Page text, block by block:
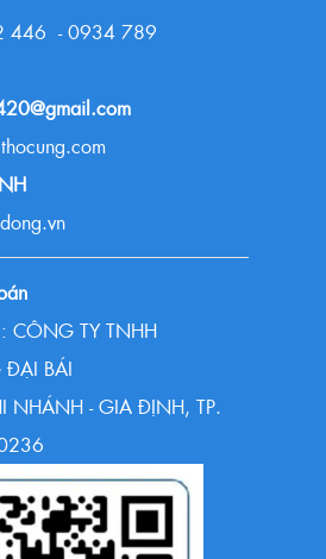
446 - 0934 789
CÔNG TY TNHH
BÁI
NHÁNH - GIA ĐỊNH, TP.